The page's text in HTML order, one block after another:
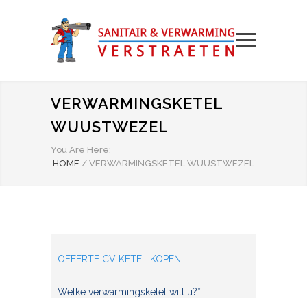
VERWARMINGSKETEL
WUUSTWEZEL
You Are Here:
HOME / VERWARMINGSKETEL WUUSTWEZEL
OFFERTE CV KETEL KOPEN:
Welke verwarmingsketel wilt u?*